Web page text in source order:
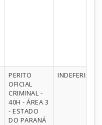
PERITO
OFICIAL
CRIMINAL -
40H - ÁREA 3
- ESTADO
DO PARANÁ
INDEFERIDO